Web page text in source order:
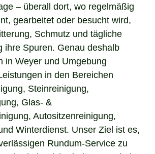
– überall dort, wo regelmäßig
gearbeitet oder besucht wird,
Schmutz und tägliche
ihre Spuren. Genau deshalb
in Weyer und Umgebung
in den Bereichen
Steinreinigung,
Glas- &
Autositzenreinigung,
Winterdienst. Unser Ziel ist es,
Rundum-Service zu